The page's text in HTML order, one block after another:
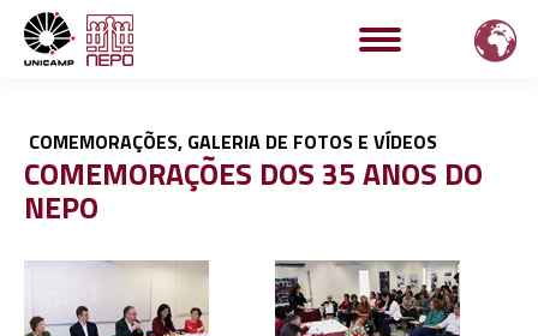
COMEMORAÇÕES DOS 35 ANOS DO
NEPO
COMEMORAÇÕES, GALERIA DE FOTOS E VÍDEOS